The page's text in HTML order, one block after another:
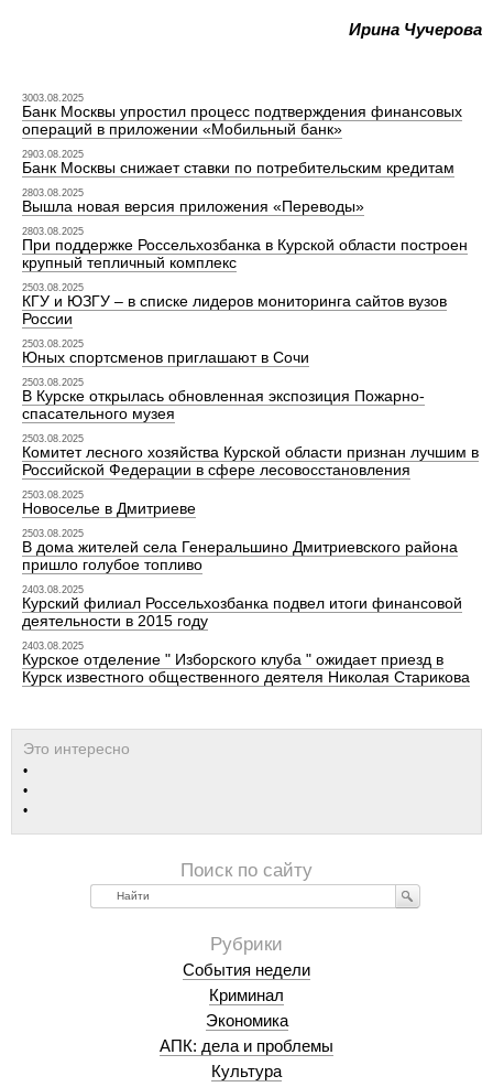
Ирина Чучерова
3003.08.2025
Банк Москвы упростил процесс подтверждения финансовых
операций в приложении «Мобильный банк»
2903.08.2025
Банк Москвы снижает ставки по потребительским кредитам
2803.08.2025
Вышла новая версия приложения «Переводы»
2803.08.2025
При поддержке Россельхозбанка в Курской области построен
крупный тепличный комплекс
2503.08.2025
КГУ и ЮЗГУ – в списке лидеров мониторинга сайтов вузов
России
2503.08.2025
Юных спортсменов приглашают в Сочи
2503.08.2025
В Курске открылась обновленная экспозиция Пожарно-
спасательного музея
2503.08.2025
Комитет лесного хозяйства Курской области признан лучшим в
Российской Федерации в сфере лесовосстановления
2503.08.2025
Новоселье в Дмитриеве
2503.08.2025
В дома жителей села Генеральшино Дмитриевского района
пришло голубое топливо
2403.08.2025
Курский филиал Россельхозбанка подвел итоги финансовой
деятельности в 2015 году
2403.08.2025
Курское отделение " Изборского клуба " ожидает приезд в
Курск известного общественного деятеля Николая Старикова
Найти
События недели
Криминал
Экономика
АПК: дела и проблемы
Культура